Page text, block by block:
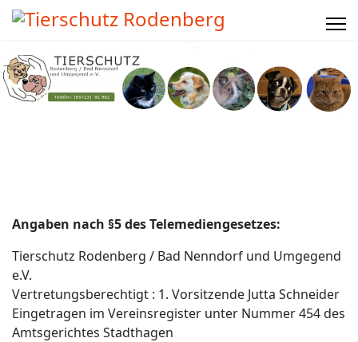
Angaben nach §5 des Telemediengesetzes:
Tierschutz Rodenberg / Bad Nenndorf und Umgegend
e.V.
Vertretungsberechtigt : 1. Vorsitzende Jutta Schneider
Eingetragen im Vereinsregister unter Nummer 454 des
Amtsgerichtes Stadthagen